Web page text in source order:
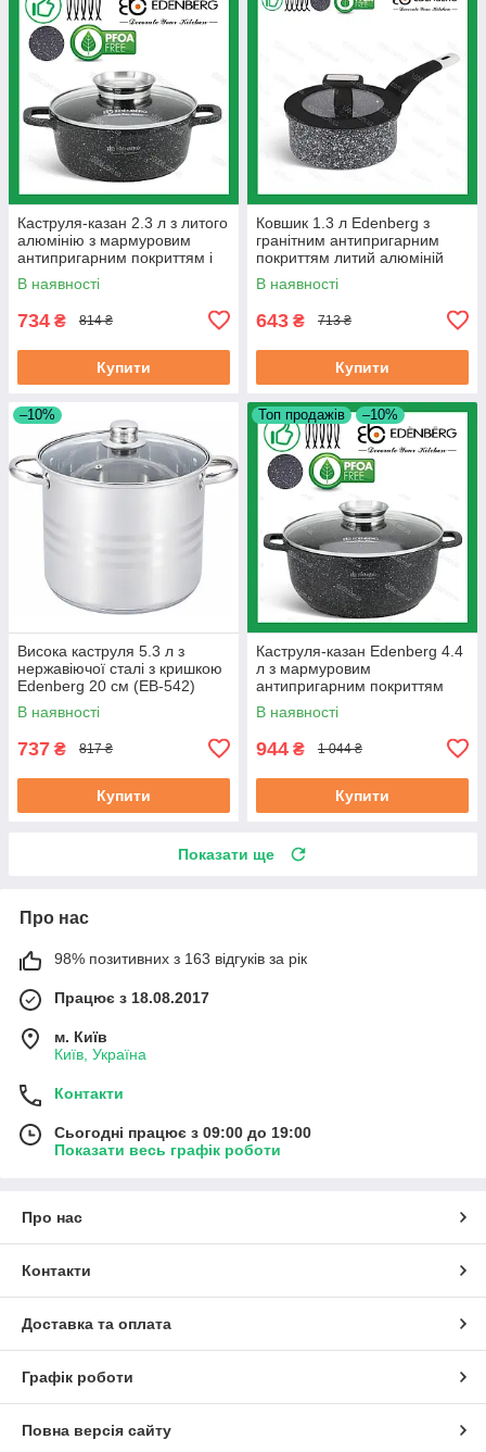
Каструля-казан 2.3 л з литого
алюмінію з мармуровим
антипригарним покриттям і
кришкою Edenberg 20 см
(EB-8116)
В наявності
734 ₴ 814 ₴
Купити
Ковшик 1.3 л Edenberg з
гранітним антипригарним
покриттям литий алюміній
(EB-3327)
В наявності
643 ₴ 713 ₴
Купити
–10%
Висока каструля 5.3 л з
нержавіючої сталі з кришкою
Edenberg 20 см (EB-542)
В наявності
737 ₴ 817 ₴
Купити
Топ продажів –10%
Каструля-казан Edenberg 4.4
л з мармуровим
антипригарним покриттям
литий алюміній 24 см (EB-
8118)
В наявності
944 ₴ 1 044 ₴
Купити
Показати ще
Про нас
98% позитивних з 163 відгуків за рік
Працює з 18.08.2017
м. Київ
Київ, Україна
Контакти
Сьогодні працює з 09:00 до 19:00
Показати весь графік роботи
Про нас
Контакти
Доставка та оплата
Графік роботи
Повна версія сайту